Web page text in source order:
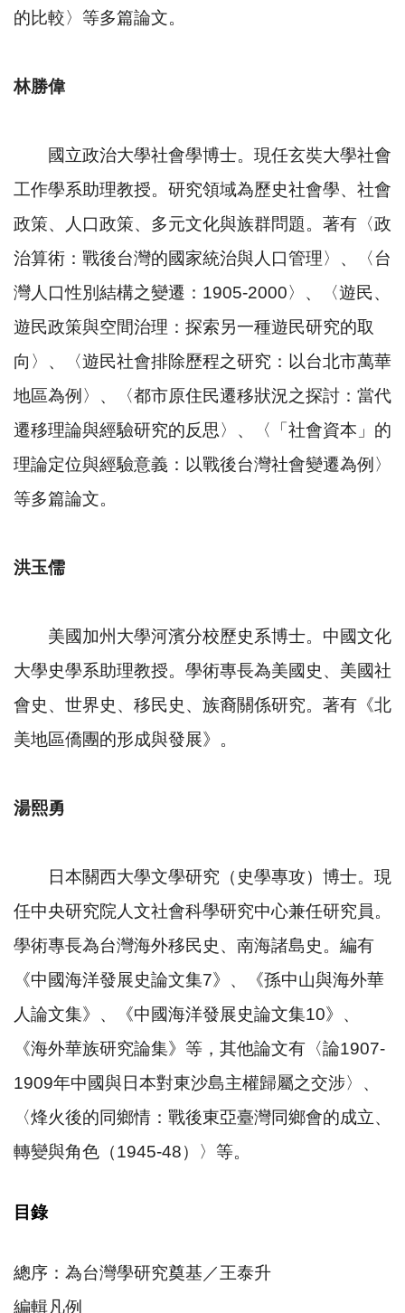
的比較〉等多篇論文。
林勝偉
國立政治大學社會學博士。現任玄奘大學社會
工作學系助理教授。研究領域為歷史社會學、社會
政策、人口政策、多元文化與族群問題。著有〈政
治算術：戰後台灣的國家統治與人口管理〉、〈台
灣人口性別結構之變遷：1905-2000〉、〈遊民、
遊民政策與空間治理：探索另一種遊民研究的取
向〉、〈遊民社會排除歷程之研究：以台北市萬華
地區為例〉、〈都市原住民遷移狀況之探討：當代
遷移理論與經驗研究的反思〉、〈「社會資本」的
理論定位與經驗意義：以戰後台灣社會變遷為例〉
等多篇論文。
洪玉儒
美國加州大學河濱分校歷史系博士。中國文化
大學史學系助理教授。學術專長為美國史、美國社
會史、世界史、移民史、族裔關係研究。著有《北
美地區僑團的形成與發展》。
湯熙勇
日本關西大學文學研究（史學專攻）博士。現
任中央研究院人文社會科學研究中心兼任研究員。
學術專長為台灣海外移民史、南海諸島史。編有
《中國海洋發展史論文集7》、《孫中山與海外華
人論文集》、《中國海洋發展史論文集10》、
《海外華族研究論集》等，其他論文有〈論1907-
1909年中國與日本對東沙島主權歸屬之交涉〉、
〈烽火後的同鄉情：戰後東亞臺灣同鄉會的成立、
轉變與角色（1945-48）〉等。
目錄
總序：為台灣學研究奠基／王泰升
編輯凡例